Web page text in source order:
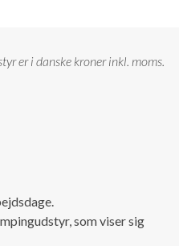
er i danske kroner inkl. moms.
som viser sig